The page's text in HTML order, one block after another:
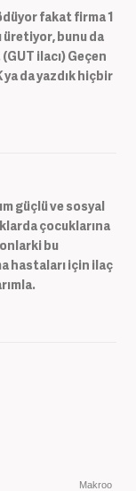
fakat firma 1
üretiyor, bunu da
ilacı) Geçen
ya da yazdık hiçbir
güçlü ve sosyal
çocuklarına
bu
hastaları için ilaç
Makroo